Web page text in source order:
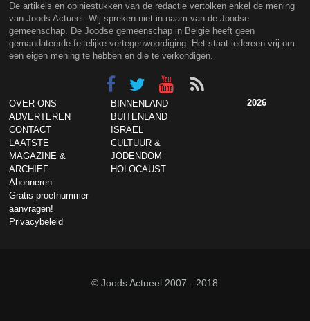
De artikels en opiniestukken van de redactie vertolken enkel de mening
van Joods Actueel. Wij spreken niet in naam van de Joodse
gemeenschap. De Joodse gemeenschap in België heeft geen
gemandateerde feitelijke vertegenwoordiging. Het staat iedereen vrij om
een eigen mening te hebben en die te verkondigen.
OVER ONS
ADVERTEREN
CONTACT
LAATSTE
MAGAZINE &
ARCHIEF
Abonneren
Gratis proefnummer
aanvragen!
Privacybeleid
BINNENLAND
BUITENLAND
ISRAËL
CULTUUR &
JODENDOM
HOLOCAUST
2026
© Joods Actueel 2007 - 2018